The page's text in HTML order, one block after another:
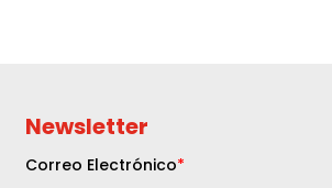
Newsletter